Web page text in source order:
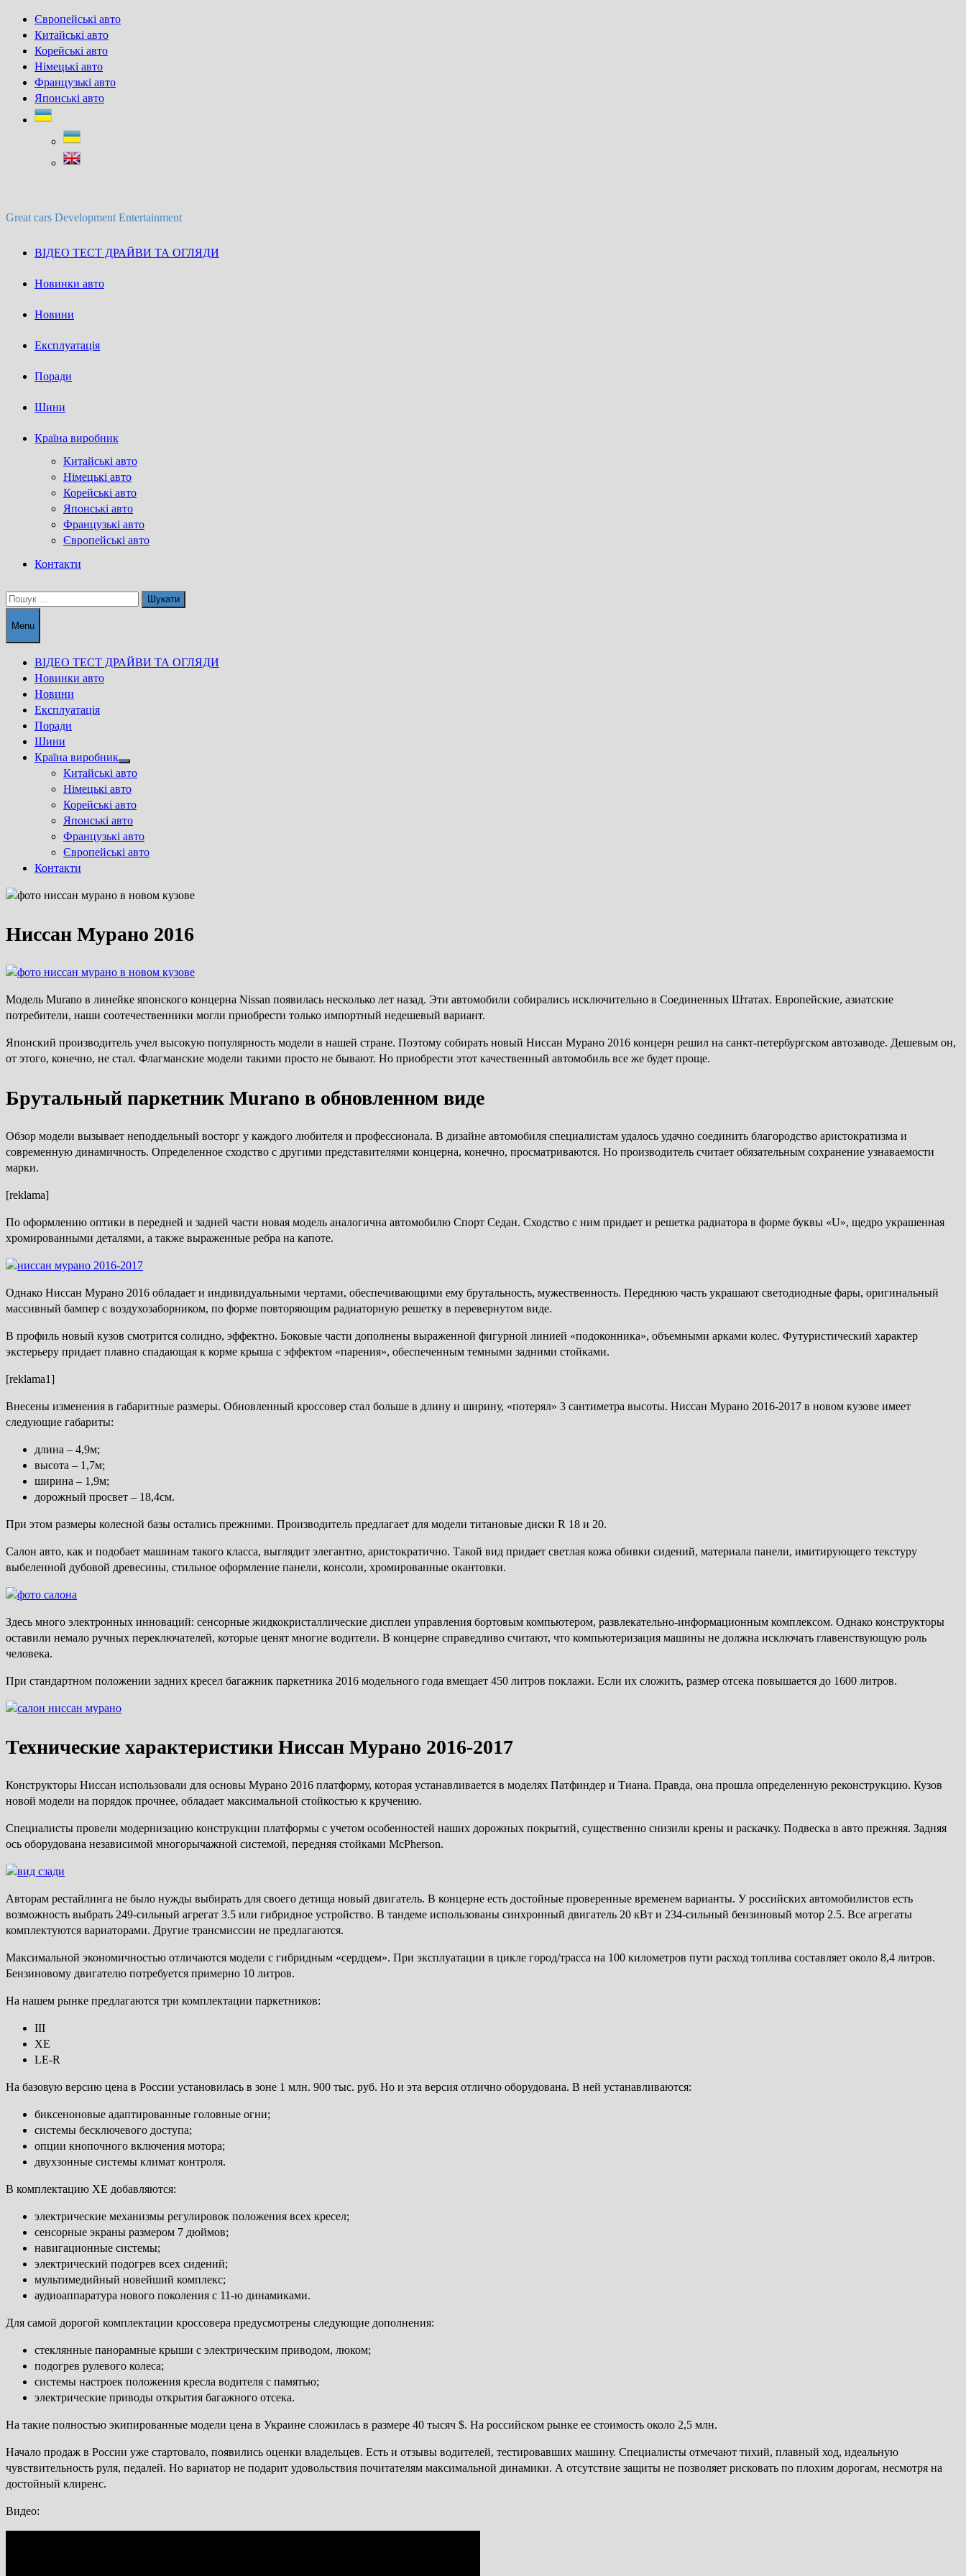
Skip
content
Європейські авто
Китайські авто
Корейські авто
Німецькі авто
Французькі авто
Японські авто
Great cars Development Entertainment
ВІДЕО ТЕСТ ДРАЙВИ ТА ОГЛЯДИ
Новинки авто
Новини
Експлуатація
Поради
Шини
Країна виробник
Китайські авто
Німецькі авто
Корейські авто
Японські авто
Французькі авто
Європейські авто
Контакти
Пошук:
Menu
ВІДЕО ТЕСТ ДРАЙВИ ТА ОГЛЯДИ
Новинки авто
Новини
Експлуатація
Поради
Шини
Країна виробник
Show
sub
menu
Китайські авто
Німецькі авто
Корейські авто
Японські авто
Французькі авто
Європейські авто
Контакти
Ниссан Мурано 2016
Модель Murano в линейке японского концерна Nissan появилась несколько лет назад. Эти автомобили собирались исключительно в Соединенных Штатах. Европейские, азиатские
потребители, наши соотечественники могли приобрести только импортный недешевый вариант.
Японский производитель учел высокую популярность модели в нашей стране. Поэтому собирать новый Ниссан Мурано 2016 концерн решил на санкт-петербургском автозаводе. Дешевым он,
от этого, конечно, не стал. Флагманские модели такими просто не бывают. Но приобрести этот качественный автомобиль все же будет проще.
Брутальный паркетник Murano в обновленном виде
Обзор модели вызывает неподдельный восторг у каждого любителя и профессионала. В дизайне автомобиля специалистам удалось удачно соединить благородство аристократизма и
современную динамичность. Определенное сходство с другими представителями концерна, конечно, просматриваются. Но производитель считает обязательным сохранение узнаваемости
марки.
[reklama]
По оформлению оптики в передней и задней части новая модель аналогична автомобилю Спорт Седан. Сходство с ним придает и решетка радиатора в форме буквы «U», щедро украшенная
хромированными деталями, а также выраженные ребра на капоте.
Однако Ниссан Мурано 2016 обладает и индивидуальными чертами, обеспечивающими ему брутальность, мужественность. Переднюю часть украшают светодиодные фары, оригинальный
массивный бампер с воздухозаборником, по форме повторяющим радиаторную решетку в перевернутом виде.
В профиль новый кузов смотрится солидно, эффектно. Боковые части дополнены выраженной фигурной линией «подоконника», объемными арками колес. Футуристический характер
экстерьеру придает плавно спадающая к корме крыша с эффектом «парения», обеспеченным темными задними стойками.
[reklama1]
Внесены изменения в габаритные размеры. Обновленный кроссовер стал больше в длину и ширину, «потерял» 3 сантиметра высоты. Ниссан Мурано 2016-2017 в новом кузове имеет
следующие габариты:
длина – 4,9м;
высота – 1,7м;
ширина – 1,9м;
дорожный просвет – 18,4см.
При этом размеры колесной базы остались прежними. Производитель предлагает для модели титановые диски R 18 и 20.
Салон авто, как и подобает машинам такого класса, выглядит элегантно, аристократично. Такой вид придает светлая кожа обивки сидений, материала панели, имитирующего текстуру
выбеленной дубовой древесины, стильное оформление панели, консоли, хромированные окантовки.
Здесь много электронных инноваций: сенсорные жидкокристаллические дисплеи управления бортовым компьютером, развлекательно-информационным комплексом. Однако конструкторы
оставили немало ручных переключателей, которые ценят многие водители. В концерне справедливо считают, что компьютеризация машины не должна исключать главенствующую роль
человека.
При стандартном положении задних кресел багажник паркетника 2016 модельного года вмещает 450 литров поклажи. Если их сложить, размер отсека повышается до 1600 литров.
Технические характеристики Ниссан Мурано 2016-2017
Конструкторы Ниссан использовали для основы Мурано 2016 платформу, которая устанавливается в моделях Патфиндер и Тиана. Правда, она прошла определенную реконструкцию. Кузов
новой модели на порядок прочнее, обладает максимальной стойкостью к кручению.
Специалисты провели модернизацию конструкции платформы с учетом особенностей наших дорожных покрытий, существенно снизили крены и раскачку. Подвеска в авто прежняя. Задняя
ось оборудована независимой многорычажной системой, передняя стойками McPherson.
Авторам рестайлинга не было нужды выбирать для своего детища новый двигатель. В концерне есть достойные проверенные временем варианты. У российских автомобилистов есть
возможность выбрать 249-сильный агрегат 3.5 или гибридное устройство. В тандеме использованы синхронный двигатель 20 кВт и 234-сильный бензиновый мотор 2.5. Все агрегаты
комплектуются вариаторами. Другие трансмиссии не предлагаются.
Максимальной экономичностью отличаются модели с гибридным «сердцем». При эксплуатации в цикле город/трасса на 100 километров пути расход топлива составляет около 8,4 литров.
Бензиновому двигателю потребуется примерно 10 литров.
На нашем рынке предлагаются три комплектации паркетников:
III
XE
LE-R
На базовую версию цена в России установилась в зоне 1 млн. 900 тыс. руб. Но и эта версия отлично оборудована. В ней устанавливаются:
биксеноновые адаптированные головные огни;
системы бесключевого доступа;
опции кнопочного включения мотора;
двухзонные системы климат контроля.
В комплектацию XE добавляются:
электрические механизмы регулировок положения всех кресел;
сенсорные экраны размером 7 дюймов;
навигационные системы;
электрический подогрев всех сидений;
мультимедийный новейший комплекс;
аудиоаппаратура нового поколения с 11-ю динамиками.
Для самой дорогой комплектации кроссовера предусмотрены следующие дополнения:
стеклянные панорамные крыши с электрическим приводом, люком;
подогрев рулевого колеса;
системы настроек положения кресла водителя с памятью;
электрические приводы открытия багажного отсека.
На такие полностью экипированные модели цена в Украине сложилась в размере 40 тысяч $. На российском рынке ее стоимость около 2,5 млн.
Начало продаж в России уже стартовало, появились оценки владельцев. Есть и отзывы водителей, тестировавших машину. Специалисты отмечают тихий, плавный ход, идеальную
чувствительность руля, педалей. Но вариатор не подарит удовольствия почитателям максимальной динамики. А отсутствие защиты не позволяет рисковать по плохим дорогам, несмотря на
достойный клиренс.
Видео: